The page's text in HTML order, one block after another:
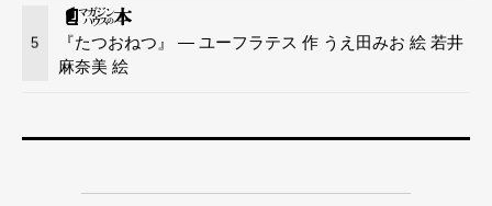
5
『たつおねつ』 — ユーフラテス 作 うえ田みお 絵 若井
麻奈美 絵